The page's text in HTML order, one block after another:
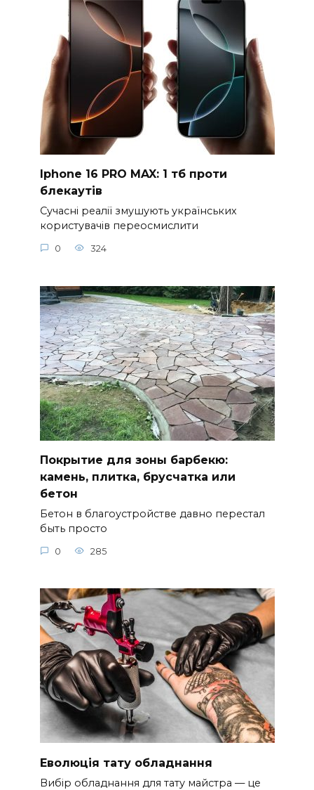
Iphone 16 PRO MAX: 1 тб проти
блекаутів
Сучасні реалії змушують українських
користувачів переосмислити
0 324
Покрытие для зоны барбекю:
камень, плитка, брусчатка или
бетон
Бетон в благоустройстве давно перестал
быть просто
0 285
Еволюція тату обладнання
Вибір обладнання для тату майстра — це